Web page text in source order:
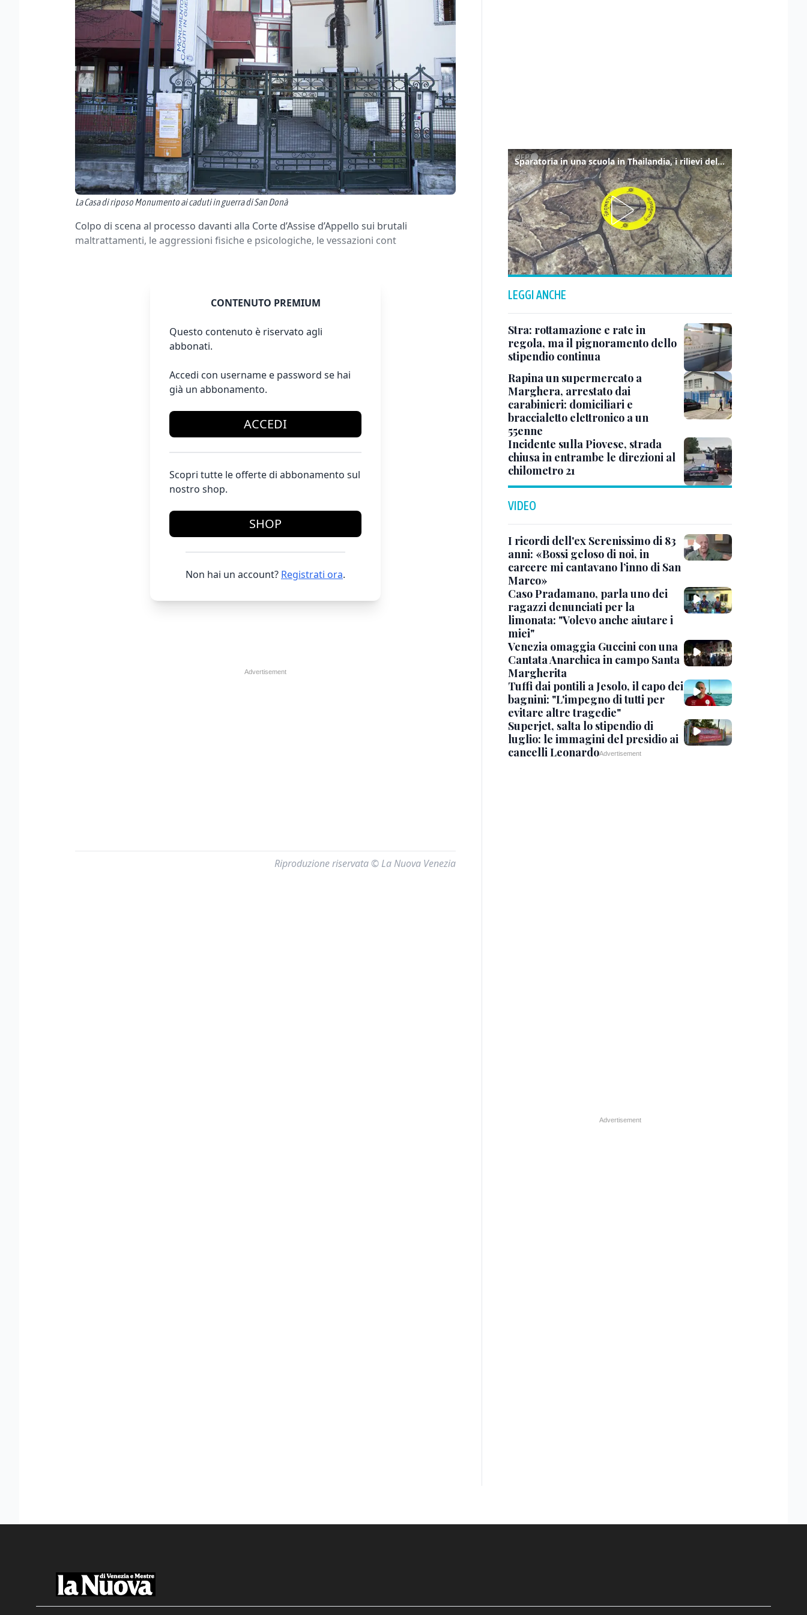
La Casa di riposo Monumento ai caduti in guerra di San Donà
Colpo di scena al processo davanti alla Corte d’Assise d’Appello sui brutali
maltrattamenti, le aggressioni fisiche e psicologiche, le vessazioni cont
CONTENUTO PREMIUM
Questo contenuto è riservato agli
abbonati.
Accedi con username e password se hai
già un abbonamento.
ACCEDI
Scopri tutte le offerte di abbonamento sul
nostro shop.
SHOP
Non hai un account? Registrati ora.
Riproduzione riservata © La Nuova Venezia
Sparatoria in una scuola in Thailandia, i rilievi della polizia
LEGGI ANCHE
Stra: rottamazione e rate in
regola, ma il pignoramento dello
stipendio continua
Rapina un supermercato a
Marghera, arrestato dai
carabinieri: domiciliari e
braccialetto elettronico a un
55enne
Incidente sulla Piovese, strada
chiusa in entrambe le direzioni al
chilometro 21
VIDEO
I ricordi dell'ex Serenissimo di 83
anni: «Bossi geloso di noi, in
carcere mi cantavano l’inno di San
Marco»
Caso Pradamano, parla uno dei
ragazzi denunciati per la
limonata: "Volevo anche aiutare i
miei"
Venezia omaggia Guccini con una
Cantata Anarchica in campo Santa
Margherita
Tuffi dai pontili a Jesolo, il capo dei
bagnini: "L'impegno di tutti per
evitare altre tragedie"
Superjet, salta lo stipendio di
luglio: le immagini del presidio ai
cancelli Leonardo